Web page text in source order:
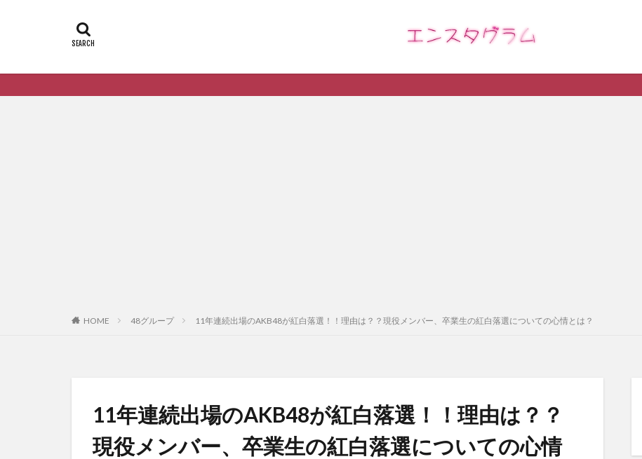
HOME 48グループ 11年連続出場のAKB48が紅白落選！！理由は？？現役メンバー、卒業生の紅白落選についての心情とは？
11年連続出場のAKB48が紅白落選！！理由は？？
現役メンバー、卒業生の紅白落選についての心情